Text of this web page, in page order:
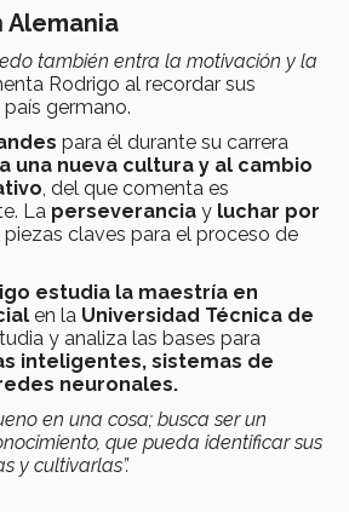
Alemania
también entra la motivación y la
Rodrigo al recordar sus
germano.
para él durante su carrera
una nueva cultura y al cambio
, del que comenta es
La perseverancia y luchar por
claves para el proceso de
estudia la maestría en
en la Universidad Técnica de
y analiza las bases para
inteligentes, sistemas de
neuronales.
en una cosa; busca ser un
que pueda identificar sus
y cultivarlas”.